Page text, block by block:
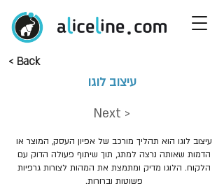
< Back
עיצוב לוגו
Next >
עיצוב לוגו הוא תהליך מורכב של אפיון העסק, המוצר או
הדמות שאותה נרצה למתג, תוך שיתוף פעולה הדוק עם
הלקוח. הלוגו מדיק ומתמצת את המהות לצורות גרפיות
פשוטות וברורות.